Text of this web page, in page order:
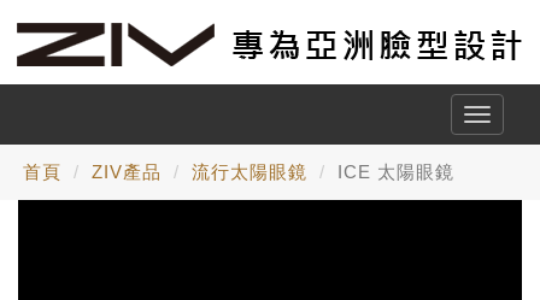
Toggle
首頁 ZIV產品 流行太陽眼鏡 ICE 太陽眼鏡